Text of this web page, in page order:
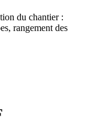
du chantier :
rangement des